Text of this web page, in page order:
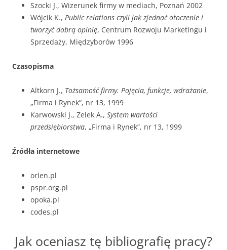
Szocki J., Wizerunek firmy w mediach, Poznań 2002
Wójcik K., Public relations czyli jak zjednać otoczenie i
tworzyć dobrą opinię, Centrum Rozwoju Marketingu i
Sprzedaży, Międzyborów 1996
Czasopisma
Altkorn J., Tożsamość firmy. Pojęcia, funkcje, wdrażanie,
„Firma i Rynek”, nr 13, 1999
Karwowski J., Zelek A., System wartości
przedsiębiorstwa, „Firma i Rynek”, nr 13, 1999
Źródła internetowe
orlen.pl
pspr.org.pl
opoka.pl
codes.pl
Jak oceniasz tę bibliografię pracy?